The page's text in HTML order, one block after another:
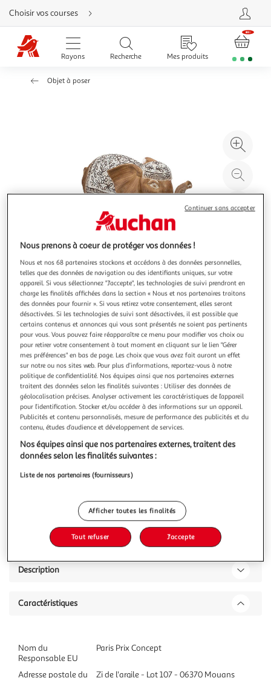
Aller
directement
au
contenu
Aller
directement
Aller
Choisir vos courses
Rayons Recherche Mes produits
Objet à poser
à
Illustration
précédente
Illustration
suivante
ATMOSPHERA
Statue déco en résine eléphant 11cm naturel
Informations Techniques : Dimensions : L. 15,8 x l. 7,5 x H.
11,5 cm Matières : Polyrésine & Pierre Spécificités : Chic &
tendance Statue Eléphant à poser Motif ethnique Poids :
0,26 kg Couleur : Naturel
En savoir +
Vendu par Paris Prix
Livr. ou retrait dès 3/4 jours
A partir de 7,99€
Plus d'options
Description
Caractéristiques
Nom du
Responsable EU
Paris Prix Concept
Adresse postale du
Zi de l'argile - Lot 107 - 06370 Mouans
Nous prenons à coeur de protéger vos données !
Nous et nos 68 partenaires stockons et accédons à des données personnelles,
telles que des données de navigation ou des identifiants uniques, sur votre
appareil. Si vous sélectionnez "J'accepte", les technologies de suivi prendront en
charge les finalités affichées dans la section « Nous et nos partenaires traitons
des données pour fournir ». Si vous retirez votre consentement, elles seront
désactivées. Si les technologies de suivi sont désactivées, il est possible que
certains contenus et annonces qui vous sont présentés ne soient pas pertinents
pour vous. Vous pouvez faire réapparaître ce menu pour modifier vos choix ou
pour retirer votre consentement à tout moment en cliquant sur le lien "Gérer
mes préférences" en bas de page. Les choix que vous avez fait auront un effet
sur notre ou nos sites web. Pour plus d’informations, reportez-vous à notre
politique de confidentialité. Nos équipes ainsi que nos partenaires externes
traitent des données selon les finalités suivantes : Utiliser des données de
géolocalisation précises. Analyser activement les caractéristiques de l’appareil
pour l’identification. Stocker et/ou accéder à des informations sur un appareil.
Publicités et contenu personnalisés, mesure de performance des publicités et du
contenu, études d’audience et développement de services.
Nos équipes ainsi que nos partenaires externes, traitent des
données selon les finalités suivantes :
Liste de nos partenaires (fournisseurs)
Afficher toutes les finalités
Tout refuser J'accepte
Continuer sans accepter